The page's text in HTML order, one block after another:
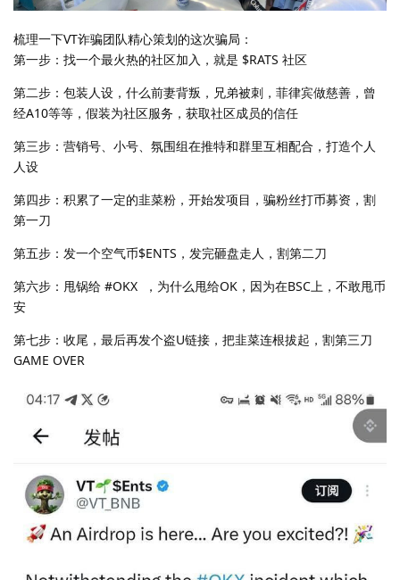
梳理一下VT诈骗团队精心策划的这次骗局：
第一步：找一个最火热的社区加入，就是 $RATS 社区
第二步：包装人设，什么前妻背叛，兄弟被刺，菲律宾做慈善，曾
经A10等等，假装为社区服务，获取社区成员的信任
第三步：营销号、小号、氛围组在推特和群里互相配合，打造个人
人设
第四步：积累了一定的韭菜粉，开始发项目，骗粉丝打币募资，割
第一刀
第五步：发一个空气币$ENTS，发完砸盘走人，割第二刀
第六步：甩锅给 #OKX ，为什么甩给OK，因为在BSC上，不敢甩币
安
第七步：收尾，最后再发个盗U链接，把韭菜连根拔起，割第三刀
GAME OVER